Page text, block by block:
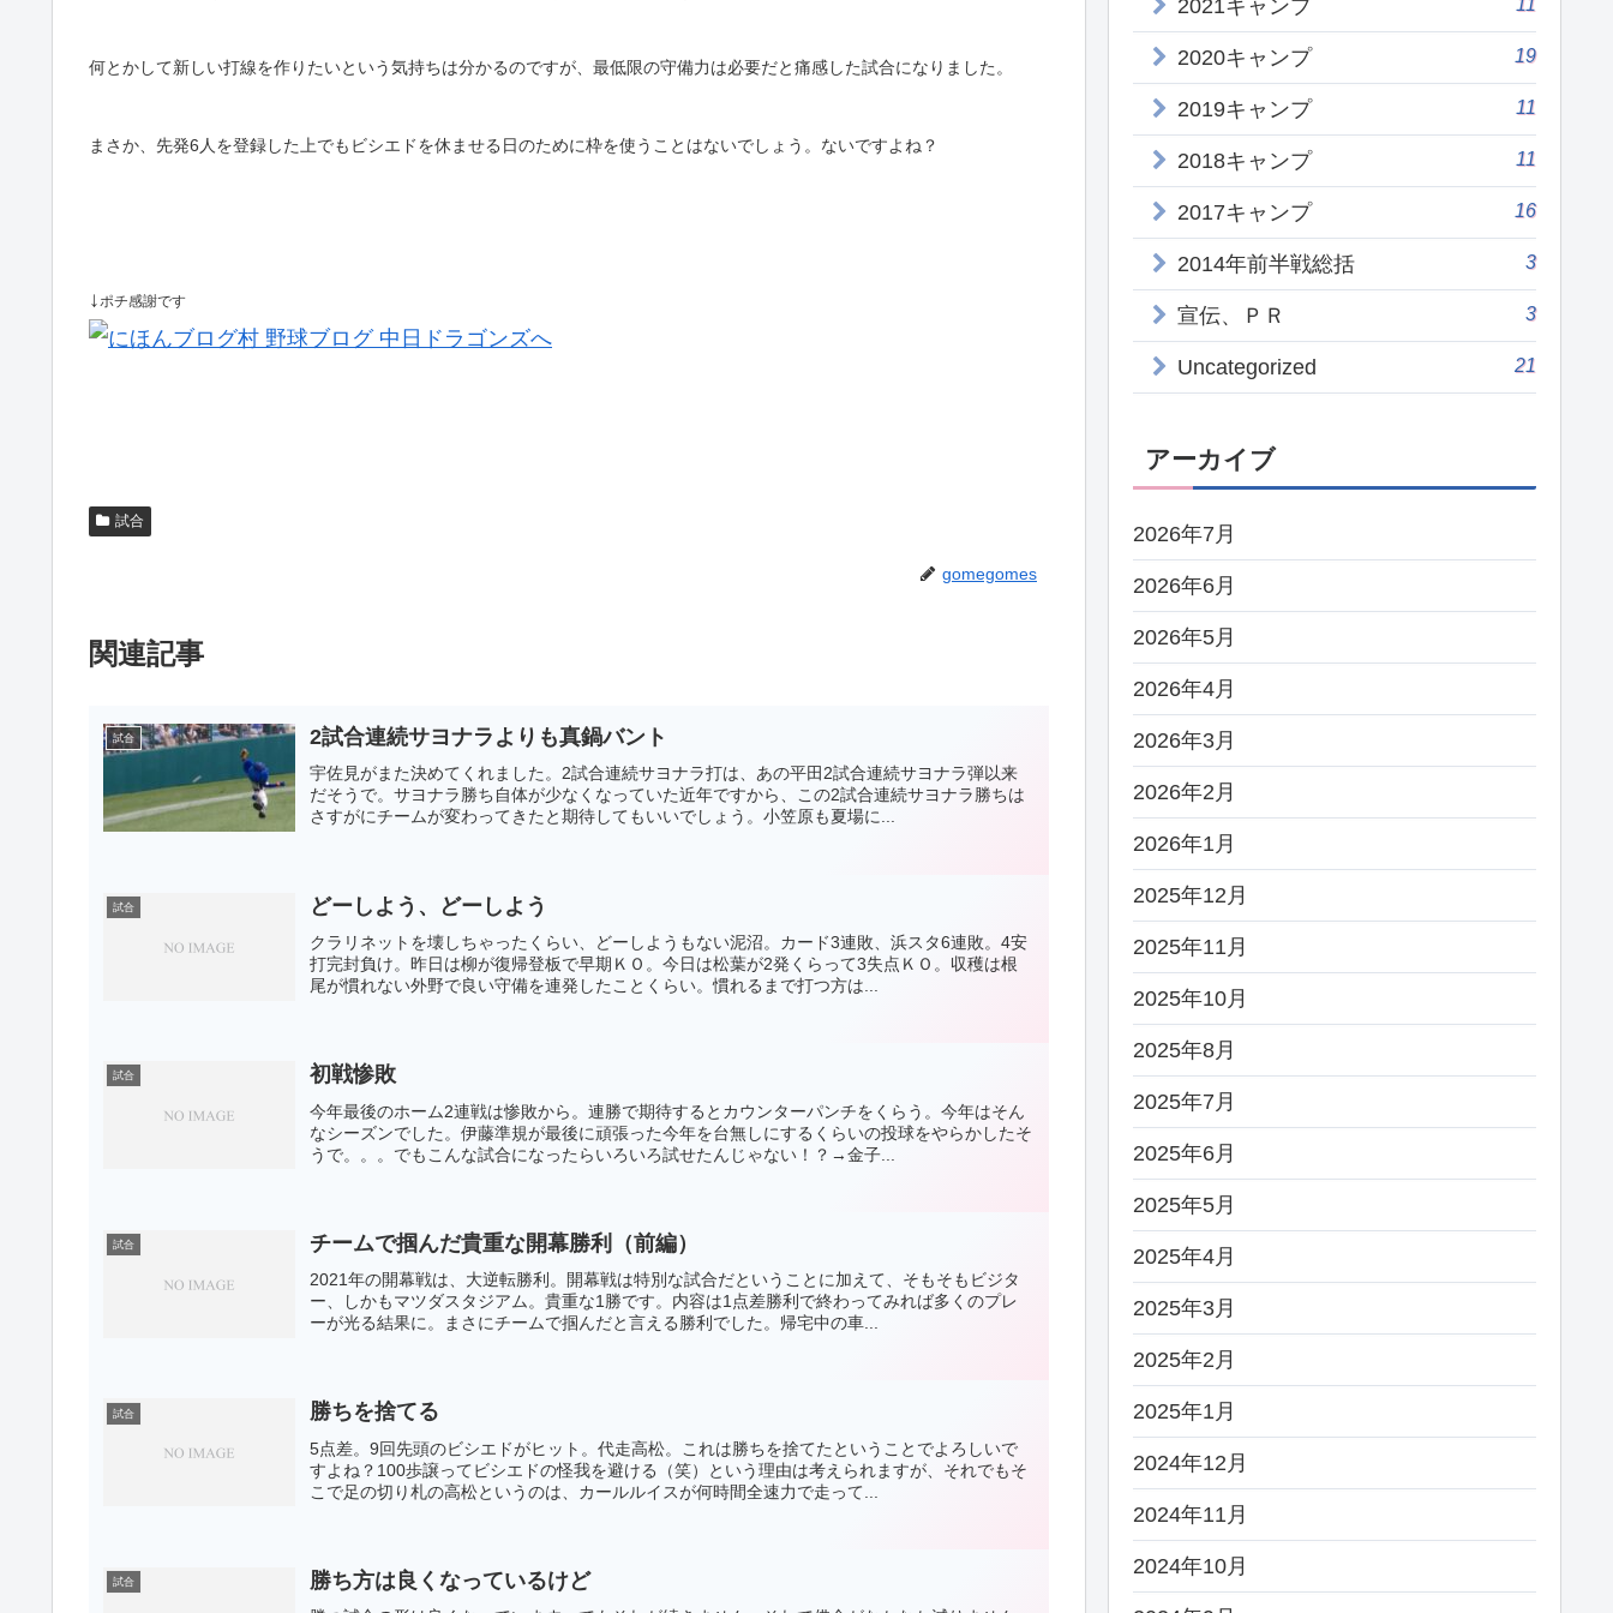
何とかして新しい打線を作りたいという気持ちは分かるのですが、最低限の守備力は必要だと痛感した試合になりました。
まさか、先発6人を登録した上でもビシエドを休ませる日のために枠を使うことはないでしょう。ないですよね？
↓ ポチ感謝です
試合
gomegomes
関連記事
試合 2試合連続サヨナラよりも真鍋バント
宇佐見がまた決めてくれました。2試合連続サヨナラ打は、あの平田2試合連続サヨナラ弾以来
だそうで。サヨナラ勝ち自体が少なくなっていた近年ですから、この2試合連続サヨナラ勝ちは
さすがにチームが変わってきたと期待してもいいでしょう。小笠原も夏場に...
試合 どーしよう、どーしよう
クラリネットを壊しちゃったくらい、どーしようもない泥沼。カード3連敗、浜スタ6連敗。4安
打完封負け。昨日は柳が復帰登板で早期ＫＯ。今日は松葉が2発くらって3失点ＫＯ。収穫は根
尾が慣れない外野で良い守備を連発したことくらい。慣れるまで打つ方は...
試合 初戦惨敗
今年最後のホーム2連戦は惨敗から。連勝で期待するとカウンターパンチをくらう。今年はそん
なシーズンでした。伊藤準規が最後に頑張った今年を台無しにするくらいの投球をやらかしたそ
うで。。。でもこんな試合になったらいろいろ試せたんじゃない！？→金子...
試合 チームで掴んだ貴重な開幕勝利（前編）
2021年の開幕戦は、大逆転勝利。開幕戦は特別な試合だということに加えて、そもそもビジタ
ー、しかもマツダスタジアム。貴重な1勝です。内容は1点差勝利で終わってみれば多くのプレ
ーが光る結果に。まさにチームで掴んだと言える勝利でした。帰宅中の車...
試合 勝ちを捨てる
5点差。9回先頭のビシエドがヒット。代走高松。これは勝ちを捨てたということでよろしいで
すよね？100歩譲ってビシエドの怪我を避ける（笑）という理由は考えられますが、それでもそ
こで足の切り札の高松というのは、カールルイスが何時間全速力で走って...
試合 勝ち方は良くなっているけど
2021キャンプ
2020キャンプ 19
2019キャンプ 11
2018キャンプ 11
2017キャンプ 16
2014年前半戦総括 3
宣伝、ＰＲ 3
Uncategorized 21
アーカイブ
2026年7月
2026年6月
2026年5月
2026年4月
2026年3月
2026年2月
2026年1月
2025年12月
2025年11月
2025年10月
2025年8月
2025年7月
2025年6月
2025年5月
2025年4月
2025年3月
2025年2月
2025年1月
2024年12月
2024年11月
2024年10月